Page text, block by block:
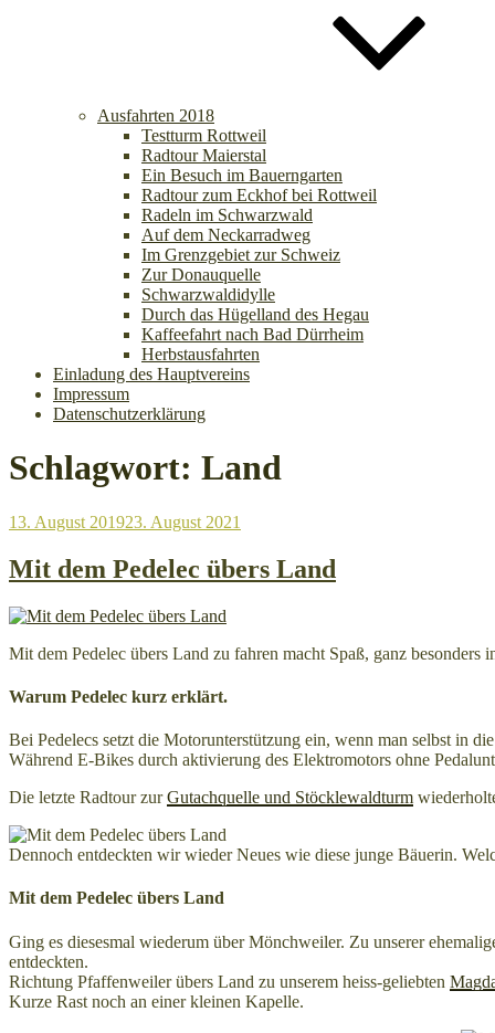
Ausfahrten 2018
Testturm Rottweil
Radtour Maierstal
Ein Besuch im Bauerngarten
Radtour zum Eckhof bei Rottweil
Radeln im Schwarzwald
Auf dem Neckarradweg
Im Grenzgebiet zur Schweiz
Zur Donauquelle
Schwarzwaldidylle
Durch das Hügelland des Hegau
Kaffeefahrt nach Bad Dürrheim
Herbstausfahrten
Einladung des Hauptvereins
Impressum
Datenschutzerklärung
Schlagwort: Land
Veröffentlicht
13. August 201923. August 2021
Mit dem Pedelec übers Land
Mit dem Pedelec übers Land zu fahren macht Spaß, ganz besonders
Warum Pedelec kurz erklärt.
Bei Pedelecs setzt die Motorunterstützung ein, wenn man selbst in
Während E-Bikes durch aktivierung des Elektromotors ohne
Die letzte Radtour zurGutachquelle und Stöcklewaldturm
Dennoch entdeckten wir wieder Neues wie diese junge Bäuerin.
Mit dem Pedelec übers Land
Ging es diesesmal wiederum über Mönchweiler. Zu unserer
entdeckten.
Richtung Pfaffenweiler übers Land zu unserem heiss-geliebten
Kurze Rast noch an einer kleinen Kapelle.